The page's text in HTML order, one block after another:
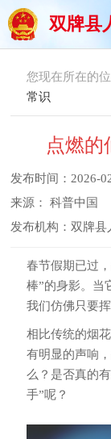
双牌县
您现在所在的
常识
点燃的
发布时间： 2026-
来源： 科普中国
发布机构： 双牌县
春节假期已过
棒”的身影。当
我们仿佛只要
相比传统的烟
有明显的声响
么？是否真的
手”呢？